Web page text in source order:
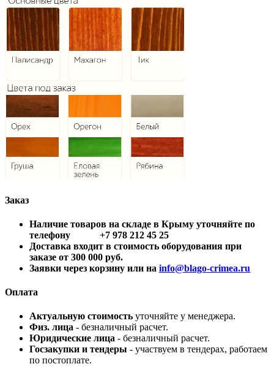
Заказ
Наличие товаров на складе в Крыму уточняйте по
телефону +7 978 212 45 25
Доставка входит в стоимость оборудования при
заказе от 300 000 руб.
Заявки через корзину или на info@blago-crimea.ru
Оплата
Актуальную стоимость уточняйте у менеджера.
Физ. лица - безналичный расчет.
Юридические лица - безналичный расчет.
Госзакупки и тендеры - участвуем в тендерах, работаем
по постоплате.